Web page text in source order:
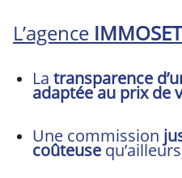
L’agence
La transparence
adaptée au prix de
Une commission
coûteuse